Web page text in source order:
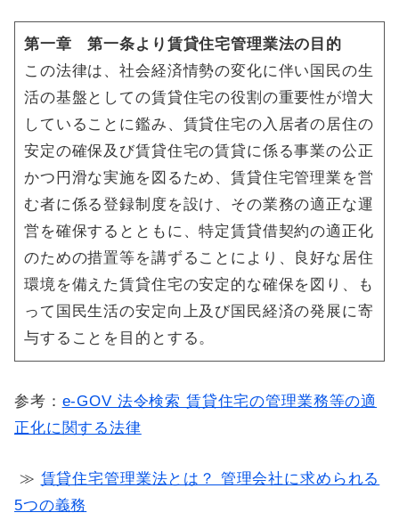
第一章 第一条より賃貸住宅管理業法の目的
この法律は、社会経済情勢の変化に伴い国民の生
活の基盤としての賃貸住宅の役割の重要性が増大
していることに鑑み、賃貸住宅の入居者の居住の
安定の確保及び賃貸住宅の賃貸に係る事業の公正
かつ円滑な実施を図るため、賃貸住宅管理業を営
む者に係る登録制度を設け、その業務の適正な運
営を確保するとともに、特定賃貸借契約の適正化
のための措置等を講ずることにより、良好な居住
環境を備えた賃貸住宅の安定的な確保を図り、も
って国民生活の安定向上及び国民経済の発展に寄
与することを目的とする。
参考： e-GOV 法令検索 賃貸住宅の管理業務等の適
正化に関する法律
≫ 賃貸住宅管理業法とは？ 管理会社に求められる
5つの義務